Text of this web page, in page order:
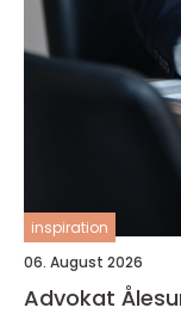
inspiration
06. August 2026